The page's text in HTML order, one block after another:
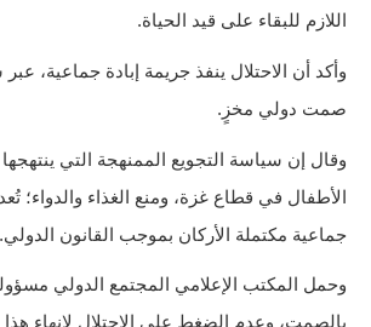
اللازم للبقاء على قيد الحياة.
وأكد أن الاحتلال ينفذ جريمة إبادة جماعية، عبر
صمت دولي مخزٍ.
وقال إن سياسة التجويع الممنهجة التي ينتهجها
الأطفال في قطاع غزة، ومنع الغذاء والدواء؛
جماعية مكتملة الأركان بموجب القانون الدولي.
وحمل المكتب الإعلامي المجتمع الدولي
بالصمت، وعدم الضغط على الاحتلال لإنهاء هذا